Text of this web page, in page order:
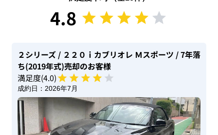
4.8
２シリーズ / ２２０ｉカブリオレ Ｍスポーツ / 7年落
ち(2019年式)売却のお客様
満足度(4.0)
成約日： 2026年7月